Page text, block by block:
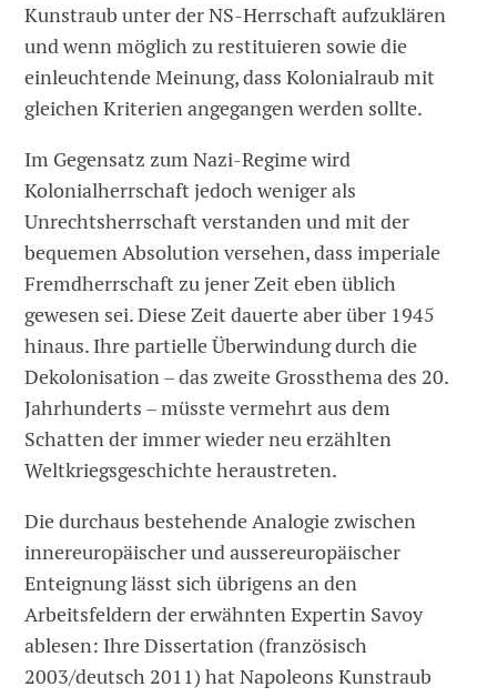
Kunstraub unter der NS-Herrschaft aufzuklären
und wenn möglich zu restituieren sowie die
einleuchtende Meinung, dass Kolonialraub mit
gleichen Kriterien angegangen werden sollte.
Im Gegensatz zum Nazi-Regime wird
Kolonialherrschaft jedoch weniger als
Unrechtsherrschaft verstanden und mit der
bequemen Absolution versehen, dass imperiale
Fremdherrschaft zu jener Zeit eben üblich
gewesen sei. Diese Zeit dauerte aber über 1945
hinaus. Ihre partielle Überwindung durch die
Dekolonisation – das zweite Grossthema des 20.
Jahrhunderts – müsste vermehrt aus dem
Schatten der immer wieder neu erzählten
Weltkriegsgeschichte heraustreten.
Die durchaus bestehende Analogie zwischen
innereuropäischer und aussereuropäischer
Enteignung lässt sich übrigens an den
Arbeitsfeldern der erwähnten Expertin Savoy
ablesen: Ihre Dissertation (französisch
2003/deutsch 2011) hat Napoleons Kunstraub